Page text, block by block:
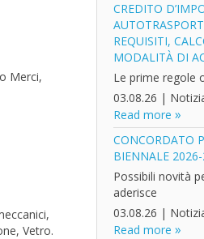
Merci,
Vetro.
CREDITO
REQUISITI,
MODALITÀ DI
Le prime regole
03.08.26 |
Read more
CONCORDATO
BIENNALE
Possibili novità
aderisce
03.08.26 |
Read more